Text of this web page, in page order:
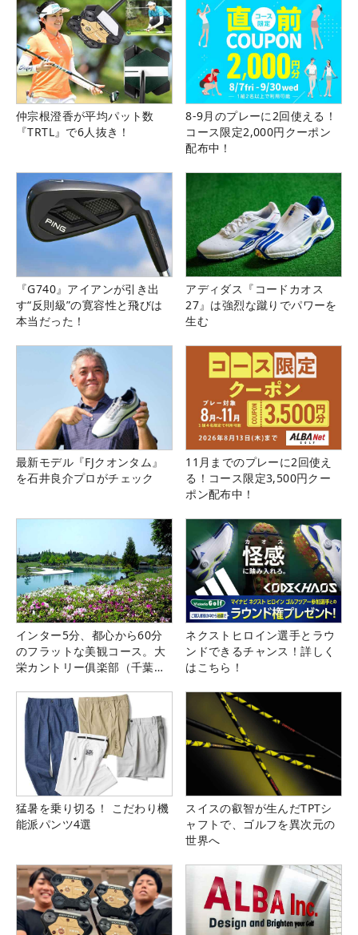
仲宗根澄香が平均パット数
『TRTL』で6人抜き！
8-9月のプレーに2回使える！
コース限定2,000円クーポン
配布中！
『G740』アイアンが引き出
す“反則級”の寛容性と飛びは
本当だった！
アディダス『コードカオス
27』は強烈な蹴りでパワーを
生む
最新モデル『FJクオンタム』
を石井良介プロがチェック
11月までのプレーに2回使え
る！コース限定3,500円クー
ポン配布中！
インター5分、都心から60分
のフラットな美観コース。大
栄カントリー俱楽部（千葉
ネクストヒロイン選手とラウ
ンドできるチャンス！詳しく
はこちら！
猛暑を乗り切る！ こだわり機
能派パンツ4選
スイスの叡智が生んだTPTシ
ャフトで、ゴルフを異次元の
世界へ